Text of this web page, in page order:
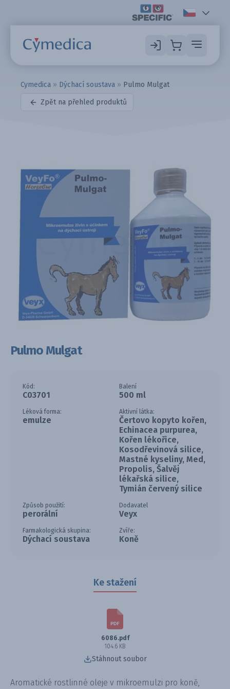
Cymedica » Dýchací soustava » Pulmo Mulgat
Zpět na přehled produktů
Pulmo Mulgat
Kód:
C03701
Balení
500 ml
Léková forma:
emulze
Aktivní látka:
Čertovo kopyto kořen,
Echinacea purpurea,
Kořen lékořice,
Kosodřevinová silice,
Mastné kyseliny, Med,
Propolis, Šalvěj
lékařská silice,
Tymián červený silice
Způsob použití:
perorální
Dodavatel
Veyx
Farmakologická skupina:
Dýchací soustava
Zvíře:
Koně
Ke stažení
6086.pdf
104.6 KB
Stáhnout soubor
Aromatické rostlinné oleje v mikroemulzi pro koně,